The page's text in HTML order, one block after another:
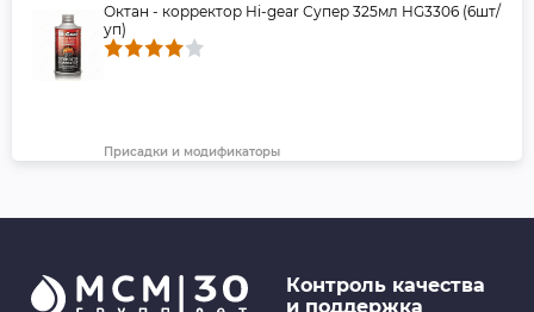
Октан - корректор Hi-gear Супер 325мл HG3306 (6шт/
уп)
Присадки и модификаторы
Контроль качества
и поддержка